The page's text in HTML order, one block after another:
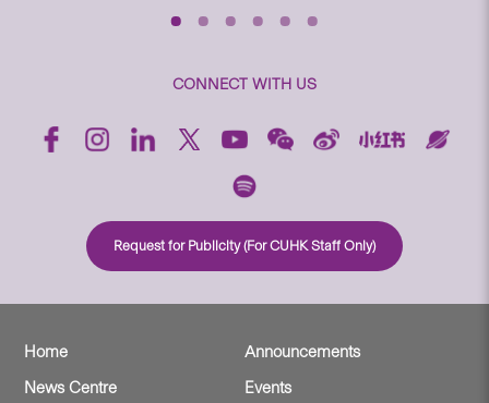
CONNECT WITH US
Request for Publicity (For CUHK Staff Only)
Home
Announcements
News Centre
Events